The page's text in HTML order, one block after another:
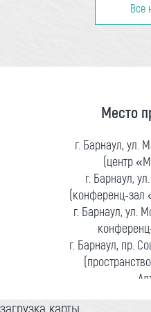
Все
Место
г. Барнаул, ул.
(центр
г. Барнаул,
(конференц-зал
г. Барнаул, ул.
г. Барнаул, пр.
загрузка карты...